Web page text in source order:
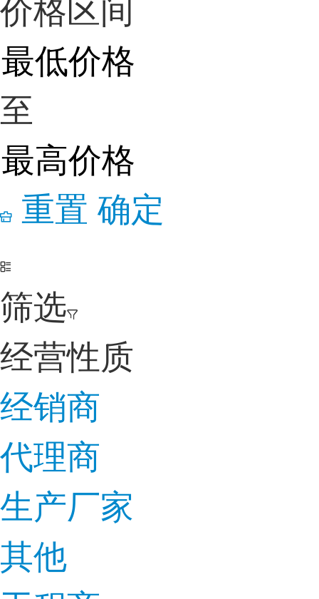
至
重置 确定
筛选
经营性质
经销商
代理商
生产厂家
其他